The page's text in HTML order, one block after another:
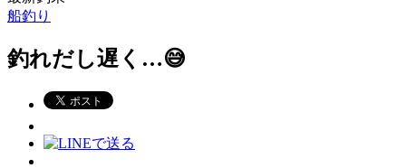
船釣り
釣れだし遅く…😅